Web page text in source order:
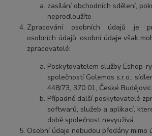
zasílání obchodních sdělení,
neprodloužíte
Zpracování osobních údajů je
osobních údajů, osobní údaje však
zpracovatelé:
Poskytovatelem služby Eshop-
společností Golemos s.r.o.,
448/73, 370 01, České
Případně další poskytovatelé
softwarů, služeb a aplikací,
době společnost nevyužívá.
Osobní údaje nebudou předány mimo